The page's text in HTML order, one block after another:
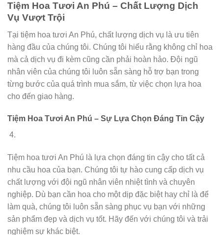
Tiệm Hoa Tươi An Phú – Chất Lượng Dịch
Vụ Vượt Trội
Tại tiệm hoa tươi An Phú, chất lượng dịch vụ là ưu tiên
hàng đầu của chúng tôi. Chúng tôi hiểu rằng không chỉ hoa
mà cả dịch vụ đi kèm cũng cần phải hoàn hảo. Đội ngũ
nhân viên của chúng tôi luôn sẵn sàng hỗ trợ bạn trong
từng bước của quá trình mua sắm, từ việc chọn lựa hoa
cho đến giao hàng.
Tiệm Hoa Tươi An Phú – Sự Lựa Chọn Đáng Tin Cậy
Tiệm hoa tươi An Phú là lựa chọn đáng tin cậy cho tất cả
nhu cầu hoa của bạn. Chúng tôi tự hào cung cấp dịch vụ
chất lượng với đội ngũ nhân viên nhiệt tình và chuyên
nghiệp. Dù bạn cần hoa cho một dịp đặc biệt hay chỉ là để
làm quà, chúng tôi luôn sẵn sàng phục vụ bạn với những
sản phẩm đẹp và dịch vụ tốt. Hãy đến với chúng tôi và trải
nghiệm sự khác biệt.